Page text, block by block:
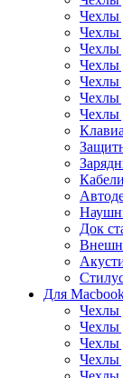
Чехлы
Чехлы
Чехлы
Чехлы
Чехлы
Чехлы
Чехлы
Док
Для
Чехлы
Чехлы
Чехлы
Чехлы